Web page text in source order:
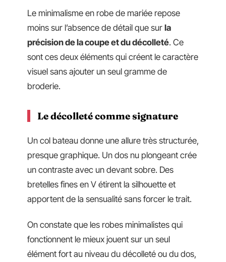
Le minimalisme en robe de mariée repose
moins sur l’absence de détail que sur la
précision de la coupe et du décolleté. Ce
sont ces deux éléments qui créent le caractère
visuel sans ajouter un seul gramme de
broderie.
Le décolleté comme signature
Un col bateau donne une allure très structurée,
presque graphique. Un dos nu plongeant crée
un contraste avec un devant sobre. Des
bretelles fines en V étirent la silhouette et
apportent de la sensualité sans forcer le trait.
On constate que les robes minimalistes qui
fonctionnent le mieux jouent sur un seul
élément fort au niveau du décolleté ou du dos,